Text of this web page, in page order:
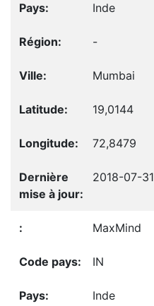
Inde
-
Mumbai
19,0144
72,8479
2018-07-31
MaxMind
IN
Inde